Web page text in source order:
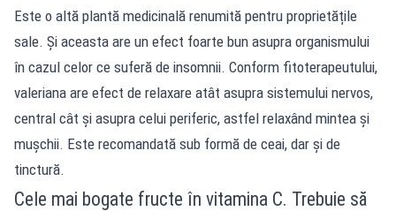
Este o altă plantă medicinală renumită pentru proprietățile
sale. Și aceasta are un efect foarte bun asupra organismului
în cazul celor ce suferă de insomnii. Conform fitoterapeutului,
valeriana are efect de relaxare atât asupra sistemului nervos,
central cât și asupra celui periferic, astfel relaxând mintea și
mușchii. Este recomandată sub formă de ceai, dar și de
tinctură.
Cele mai bogate fructe în vitamina C. Trebuie să